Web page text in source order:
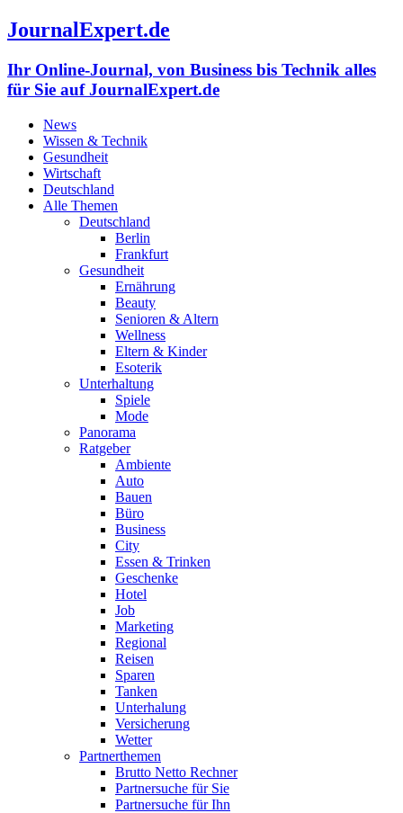
JournalExpert.de
Ihr Online-Journal, von Business bis Technik alles
für Sie auf JournalExpert.de
News
Wissen & Technik
Gesundheit
Wirtschaft
Deutschland
Alle Themen
Deutschland
Berlin
Frankfurt
Gesundheit
Ernährung
Beauty
Senioren & Altern
Wellness
Eltern & Kinder
Esoterik
Unterhaltung
Spiele
Mode
Panorama
Ratgeber
Ambiente
Auto
Bauen
Büro
Business
City
Essen & Trinken
Geschenke
Hotel
Job
Marketing
Regional
Reisen
Sparen
Tanken
Unterhalung
Versicherung
Wetter
Partnerthemen
Brutto Netto Rechner
Partnersuche für Sie
Partnersuche für Ihn